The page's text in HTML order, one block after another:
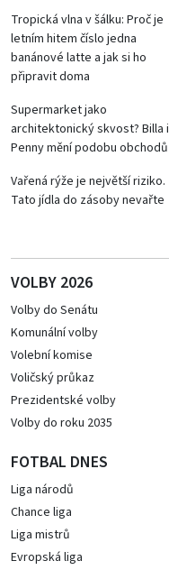
Tropická vlna v šálku: Proč je
letním hitem číslo jedna
banánové latte a jak si ho
připravit doma
Supermarket jako
architektonický skvost? Billa i
Penny mění podobu obchodů
Vařená rýže je největší riziko.
Tato jídla do zásoby nevařte
VOLBY 2026
Volby do Senátu
Komunální volby
Volební komise
Voličský průkaz
Prezidentské volby
Volby do roku 2035
FOTBAL DNES
Liga národů
Chance liga
Liga mistrů
Evropská liga